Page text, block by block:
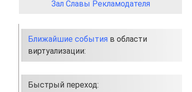
Зал Славы Рекламодателя
Ближайшие события в области
виртуализации:
Быстрый переход: